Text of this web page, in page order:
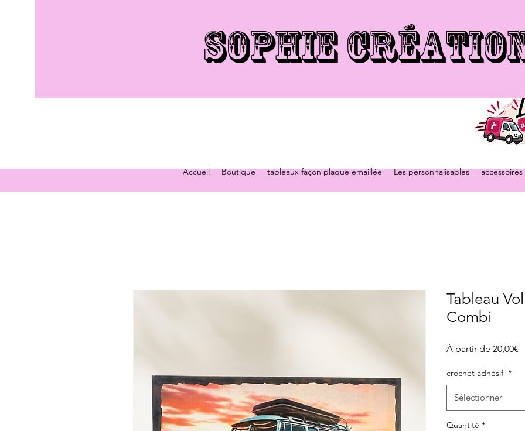
SOPHIE
Accueil Boutique tableaux façon plaque emaillée Les personnalisables accessoires
Tableau
Combi
À partir de 20,00€
crochet adhésif *
Sélectionner
Quantité *